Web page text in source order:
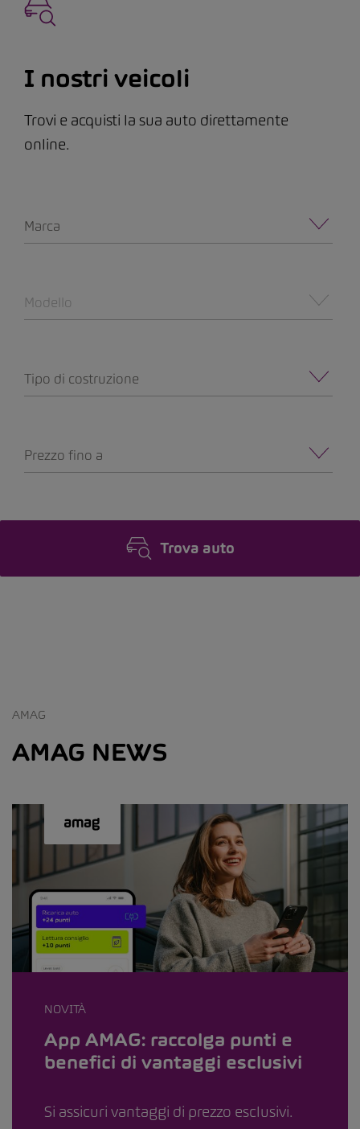
I nostri veicoli
Trovi e acquisti la sua auto direttamente
online.
Marca
Modello
Tipo di costruzione
Prezzo fino a
Trova auto
AMAG
AMAG NEWS
NOVITÀ
App AMAG: raccolga punti e
benefici di vantaggi esclusivi
Si assicuri vantaggi di prezzo esclusivi.